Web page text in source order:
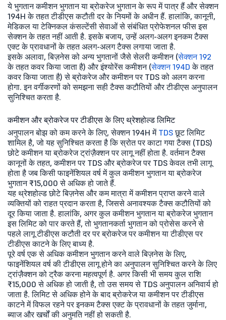
ये भुगतान कमीशन भुगतान या ब्रोकरेज भुगतान के रूप में पात्र हैं और सेक्शन
194H के तहत टीडीएस कटौती दर के नियमों के अधीन हैं. हालांकि, कानूनी,
मेडिकल या टेक्निकल कंसल्टेंसी सेवाओं से संबंधित प्रोफेशनल फीस इस
सेक्शन के तहत नहीं आती है. इसके बजाय, उन्हें अलग-अलग इनकम टैक्स
एक्ट के प्रावधानों के तहत अलग-अलग टैक्स लगाया जाता है.
इसके अलावा, बिज़नेस को अन्य भुगतानों जैसे सेलरी कमीशन (सेक्शन 192
के तहत कवर किया जाता है) और इंश्योरेंस कमीशन (सेक्शन 194D के तहत
कवर किया जाता है) से ब्रोकरेज और कमीशन पर TDS को अलग करना
होगा. इन वर्गीकरणों को समझना सही टैक्स कटौतियों और टीडीएस अनुपालन
सुनिश्चित करता है.
कमीशन और ब्रोकरेज पर टीडीएस के लिए थ्रेशहोल्ड लिमिट
अनुपालन बोझ को कम करने के लिए, सेक्शन 194H में TDSछूट लिमिट
शामिल है, जो यह सुनिश्चित करता है कि स्रोत पर काटा गया टैक्स (TDS)
छोटे कमीशन या ब्रोकरेज ट्रांज़ैक्शन पर लागू नहीं होता है. वर्तमान टैक्स
कानूनों के तहत, कमीशन पर TDS और ब्रोकरेज पर TDS केवल तभी लागू
होता है जब किसी फाइनेंशियल वर्ष में कुल कमीशन भुगतान या ब्रोकरेज
भुगतान ₹15,000 से अधिक हो जाते हैं.
यह थ्रेशहोल्ड छोटे बिज़नेस और कम मात्रा में कमीशन प्राप्त करने वाले
व्यक्तियों को राहत प्रदान करता है, जिससे अनावश्यक टैक्स कटौतियों को
दूर किया जाता है. हालांकि, अगर कुल कमीशन भुगतान या ब्रोकरेज भुगतान
इस लिमिट को पार करते हैं, तो भुगतानकर्ता भुगतान को प्रोसेस करने से
पहले लागू टीडीएस कटौती दर पर ब्रोकरेज पर कमीशन या टीडीएस पर
टीडीएस काटने के लिए बाध्य है.
पूरे वर्ष एक से अधिक कमीशन भुगतान करने वाले बिज़नेस के लिए,
फाइनेंशियल वर्ष की टीडीएस लागू होने का अनुपालन सुनिश्चित करने के लिए
ट्रांज़ैक्शन को ट्रैक करना महत्वपूर्ण है. अगर किसी भी समय कुल राशि
₹15,000 से अधिक हो जाती है, तो उस समय से TDS अनुपालन अनिवार्य हो
जाता है. लिमिट से अधिक होने के बाद ब्रोकरेज या कमीशन पर टीडीएस
काटने में विफल रहने पर इनकम टैक्स एक्ट के प्रावधानों के तहत जुर्माना,
ब्याज और खर्चों की अनुमति नहीं हो सकती है.